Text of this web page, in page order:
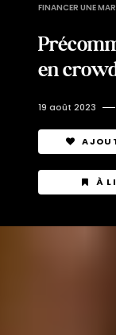
FINANCER UNE
en
19 août 2023
À